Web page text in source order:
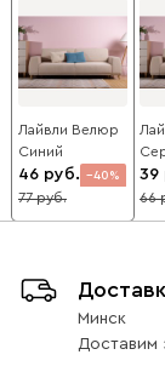
Лайвли Велюр
Синий
46 40
77
39
66
Минск
Доставим